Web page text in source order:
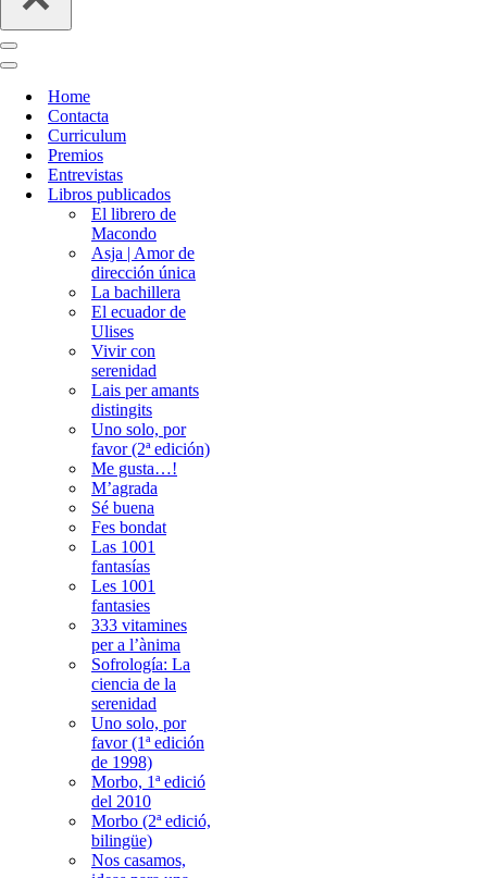
Menú
de
Menú
navegación
Home
Contacta
Curriculum
Premios
Entrevistas
Libros publicados
El librero de
Macondo
Asja | Amor de
dirección única
La bachillera
El ecuador de
Ulises
Vivir con
serenidad
Lais per amants
distingits
Uno solo, por
favor (2ª edición)
Me gusta…!
M’agrada
Sé buena
Fes bondat
Las 1001
fantasías
Les 1001
fantasies
333 vitamines
per a l’ànima
Sofrología: La
ciencia de la
serenidad
Uno solo, por
favor (1ª edición
de 1998)
Morbo, 1ª edició
del 2010
Morbo (2ª edició,
bilingüe)
Nos casamos,